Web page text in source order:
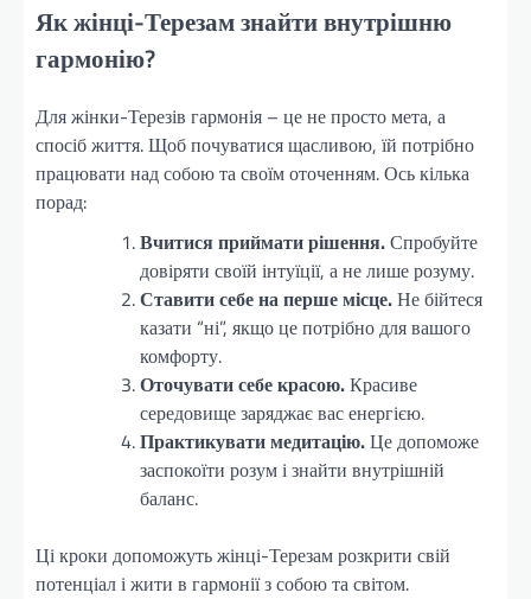
Як жінці-Терезам знайти внутрішню
гармонію?
Для жінки-Терезів гармонія – це не просто мета, а
спосіб життя. Щоб почуватися щасливою, їй потрібно
працювати над собою та своїм оточенням. Ось кілька
порад:
Вчитися приймати рішення.Спробуйте
довіряти своїй інтуїції, а не лише розуму.
Ставити себе на перше місце.Не бійтеся
казати “ні”, якщо це потрібно для вашого
комфорту.
Оточувати себе красою.Красиве
середовище заряджає вас енергією.
Практикувати медитацію.Це допоможе
заспокоїти розум і знайти внутрішній
баланс.
Ці кроки допоможуть жінці-Терезам розкрити свій
потенціал і жити в гармонії з собою та світом.